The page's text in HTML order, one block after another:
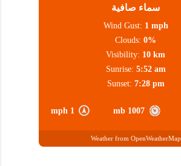
سماء صافية
1007 mb
1 mph
Wind Gust: 1 mph
Clouds: 0%
Visibility: 10 km
Sunrise: 5:52 am
Sunset: 7:28 pm
Weather from OpenWeatherMap